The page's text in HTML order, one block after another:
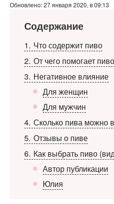
Обновлено: 27 января 2020, в 09:13
Содержание
1
Что содержит пиво
2 От чего помогает пиво
3 Негативное влияние
Для женщин
Для мужчин
4 Сколько пива можно
5 Отзывы о пиве
6 Как выбрать пиво
Автор публикации
Юлия